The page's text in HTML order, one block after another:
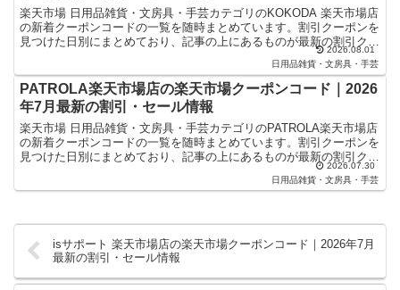
楽天市場 日用品雑貨・文房具・手芸カテゴリのKOKODA 楽天市場店
の新着クーポンコードの一覧を随時まとめています。割引クーポンを
見つけた日別にまとめており、記事の上にあるものが最新の割引クー
2026.08.01
日用品雑貨・文房具・手芸
PATROLA楽天市場店の楽天市場クーポンコード｜2026
年7月最新の割引・セール情報
楽天市場 日用品雑貨・文房具・手芸カテゴリのPATROLA楽天市場店
の新着クーポンコードの一覧を随時まとめています。割引クーポンを
見つけた日別にまとめており、記事の上にあるものが最新の割引クー
2026.07.30
日用品雑貨・文房具・手芸
isサポート 楽天市場店の楽天市場クーポンコード｜2026年7月
最新の割引・セール情報